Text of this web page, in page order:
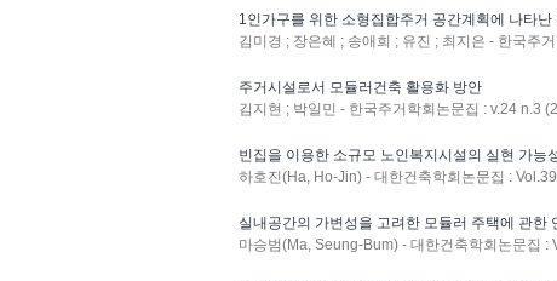
1인가구를 위한 소형집합주거 공간계획에 나타난
김미경 ; 장은혜 ; 송애희 ; 유진 ; 최지은 - 한국주
주거시설로서 모듈러건축 활용화 방안
김지현 ; 박일민 - 한국주거학회논문집 : v.24 n.3
빈집을 이용한 소규모 노인복지시설의 실현 가능
하호진(Ha, Ho-Jin) - 대한건축학회논문집 :
실내공간의 가변성을 고려한 모듈러 주택에 관한
마승범(Ma, Seung-Bum) - 대한건축학회논문집 :